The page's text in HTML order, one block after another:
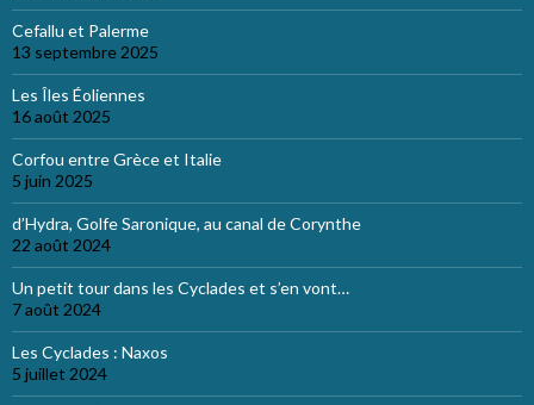
Cefallu et Palerme
13 septembre 2025
Les Îles Éoliennes
16 août 2025
Corfou entre Grèce et Italie
5 juin 2025
d’Hydra, Golfe Saronique, au canal de Corynthe
22 août 2024
Un petit tour dans les Cyclades et s’en vont…
7 août 2024
Les Cyclades : Naxos
5 juillet 2024